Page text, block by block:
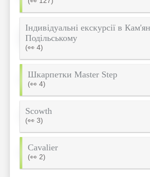
Індивідуальні екскурсії в
Подільському
(👀 4)
Шкарпетки Master Step
(👀 4)
Scowth
(👀 3)
Cavalier
(👀 2)